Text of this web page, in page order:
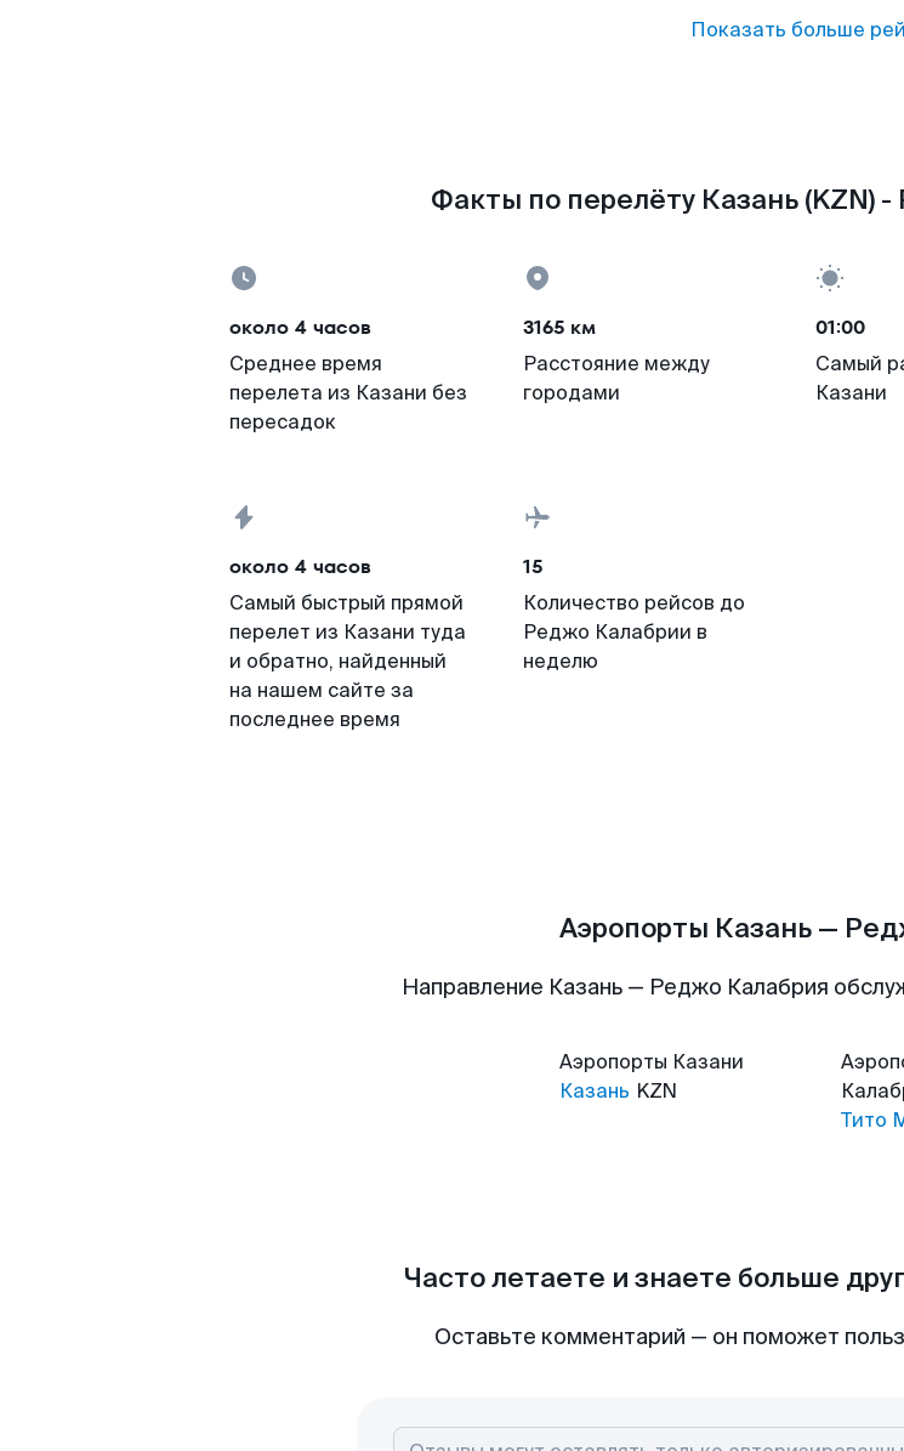
Показать больше
Факты по перелёту Казань (KZN) -
около 4 часов
Среднее время
перелета из Казани без
пересадок
3165 км
Расстояние между
городами
01:00
Самый
Казани
около 4 часов
Самый быстрый прямой
перелет из Казани туда
и обратно, найденный
на нашем сайте за
последнее время
15
Количество рейсов до
Реджо Калабрии в
неделю
Аэропорты Казань —
Направление Казань — Реджо Калабрия
Аэропорты Казани
Казань KZN
Тито
Часто летаете и знаете больше
Оставьте комментарий — он поможет